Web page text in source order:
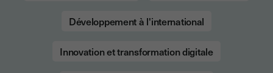
Développement à l'international
Innovation et transformation digitale